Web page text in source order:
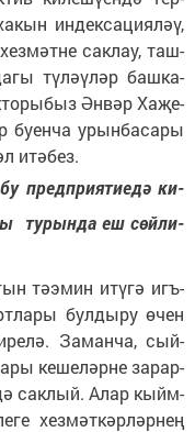
ин­дек­са­ци­я­ләү,
сак­лау, таш­
тү­лә­ү­ләр баш­ка­
Ән­вәр Ха­җе­
бу­ен­ча урын­ба­са­ры
итә­без.
пред­при­я­ти­е­дә ки­
ту­рын­да еш сөй­ли­
тә­э­мин итү­гә игъ­
бул­ды­ру өчен
За­ман­ча, сый­
ке­ше­ләр­не за­рар­
сак­лый. Алар кыйм­
хез­мәт­кәр­ләр­нең